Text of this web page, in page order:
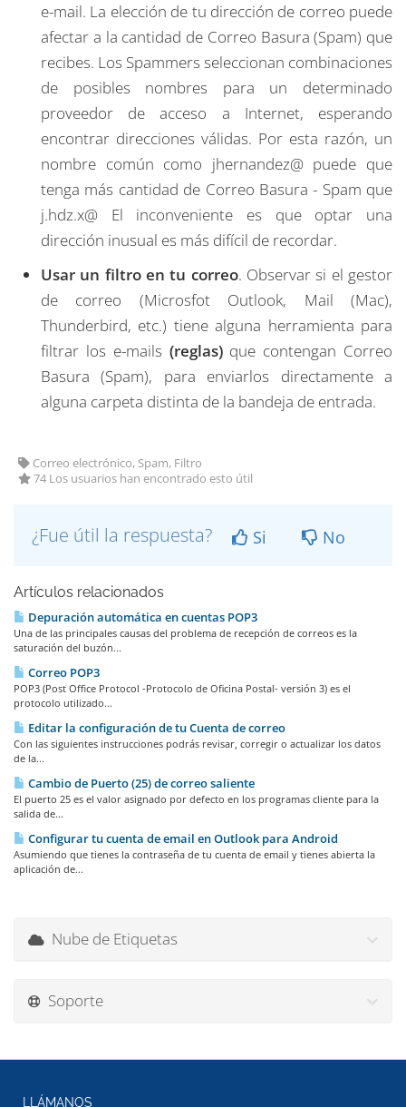
e-mail. La elección de tu dirección de correo puede
afectar a la cantidad de Correo Basura (Spam) que
recibes. Los Spammers seleccionan combinaciones
de posibles nombres para un determinado
proveedor de acceso a Internet, esperando
encontrar direcciones válidas. Por esta razón, un
nombre común como jhernandez@ puede que
tenga más cantidad de Correo Basura - Spam que
j.hdz.x@ El inconveniente es que optar una
dirección inusual es más difícil de recordar.
Usar un filtro en tu correo. Observar si el gestor
de correo (Microsfot Outlook, Mail (Mac),
Thunderbird, etc.) tiene alguna herramienta para
filtrar los e-mails (reglas)que contengan Correo
Basura (Spam), para enviarlos directamente a
alguna carpeta distinta de la bandeja de entrada.
Correo electrónico, Spam, Filtro
74 Los usuarios han encontrado esto útil
¿Fue útil la respuesta? Si No
Artículos relacionados
Depuración automática en cuentas POP3
Una de las principales causas del problema de recepción de correos es la
saturación del buzón...
Correo POP3
POP3 (Post Office Protocol -Protocolo de Oficina Postal- versión 3) es el
protocolo utilizado...
Editar la configuración de tu Cuenta de correo
Con las siguientes instrucciones podrás revisar, corregir o actualizar los datos
de la...
Cambio de Puerto (25) de correo saliente
El puerto 25 es el valor asignado por defecto en los programas cliente para la
salida de...
Configurar tu cuenta de email en Outlook para Android
Asumiendo que tienes la contraseña de tu cuenta de email y tienes abierta la
aplicación de...
Nube de Etiquetas
Soporte
LLÁMANOS